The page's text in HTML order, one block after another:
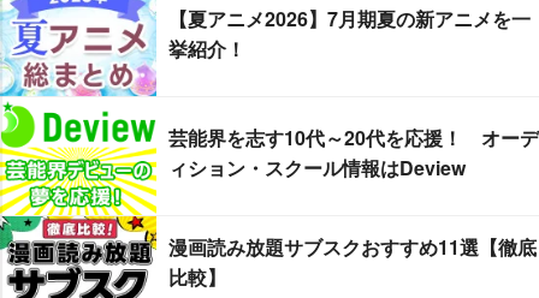
【夏アニメ2026】7月期夏の新アニメを一
挙紹介！
芸能界を志す10代～20代を応援！ オーデ
ィション・スクール情報はDeview
漫画読み放題サブスクおすすめ11選【徹底
比較】